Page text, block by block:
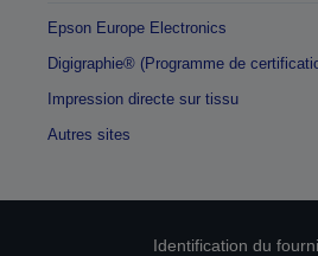
Epson Europe Electronics
Digigraphie® (Programme de
Impression directe sur tissu
Autres sites
Identification du